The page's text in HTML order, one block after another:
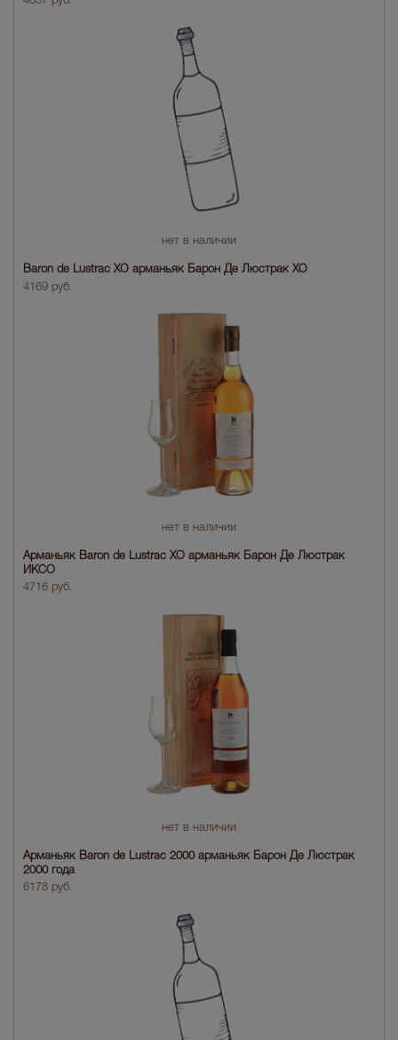
нет в наличии
Baron de Lustrac XO арманьяк Барон Де Люстрак XO
4169 руб.
нет в наличии
Арманьяк Baron de Lustrac XO арманьяк Барон Де Люстрак
ИКСО
4716 руб.
нет в наличии
Арманьяк Baron de Lustrac 2000 арманьяк Барон Де Люстрак
2000 года
6178 руб.